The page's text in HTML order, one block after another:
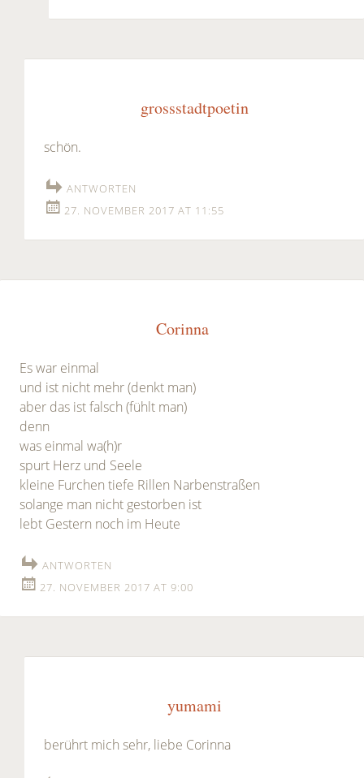
grossstadtpoetin
schön.
ANTWORTEN
27. NOVEMBER 2017 AT 11:55
Corinna
Es war einmal
und ist nicht mehr (denkt man)
aber das ist falsch (fühlt man)
denn
was einmal wa(h)r
spurt Herz und Seele
kleine Furchen tiefe Rillen Narbenstraßen
solange man nicht gestorben ist
lebt Gestern noch im Heute
ANTWORTEN
27. NOVEMBER 2017 AT 9:00
yumami
berührt mich sehr, liebe Corinna